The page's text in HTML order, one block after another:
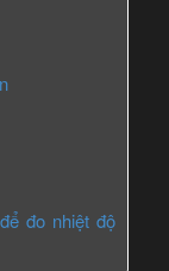
đo nhiệt độ